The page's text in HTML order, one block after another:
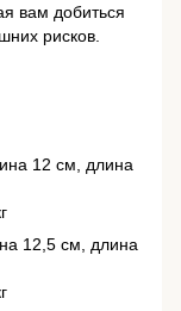
вам добиться
рисков.
12 см, длина
12,5 см, длина